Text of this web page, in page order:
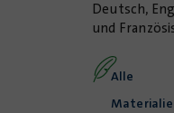
Deutsch,
und
Alle